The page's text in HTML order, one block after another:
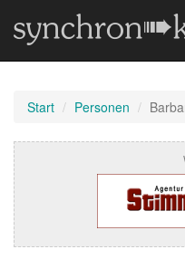
Start Personen